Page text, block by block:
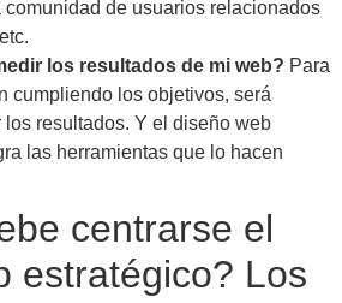
comunidad de usuarios relacionados
los resultados de mi web? Para
cumpliendo los objetivos, será
los resultados. Y el diseño web
las herramientas que lo hacen
centrarse el
estratégico? Los